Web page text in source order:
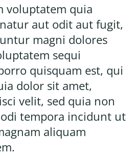
voluptatem quia
aut odit aut fugit,
magni dolores
sequi
quisquam est, qui
dolor sit amet,
velit, sed quia non
tempora incidunt ut
aliquam